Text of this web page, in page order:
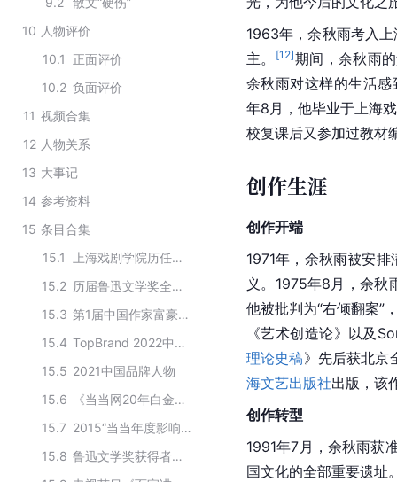
10 人物评价
10.1
正面评价
10.2 负面评价
11 视频合集
12 人物关系
13 大事记
14 参考资料
15 条目合集
15.1
上海戏剧学院历任院长
15.2
历届鲁迅文学奖全国优秀散文杂文奖获得者名单
15.3
第1届中国作家富豪榜TOP3
15.4
TopBrand 2022中国品牌人物
15.5 2021中国品牌人物
15.6
《当当网20年白金作家》成员名单
15.7
2015“当当年度影响力作家”名单
15.8
鲁迅文学奖获得者名单
1963年，余秋雨考入
主。
[12]期间，余秋雨
余秋雨对这样的生活
年8月，他毕业于上海
校复课后又参加过教材
创作生涯
创作开端
1971年，余秋雨被安
义。1975年8月，余秋
他被批判为“右倾翻案”
《艺术创造论》以及
理论史稿》先后获北京
海文艺出版社出版，该
创作转型
1991年7月，余秋雨获
国文化的全部重要遗址